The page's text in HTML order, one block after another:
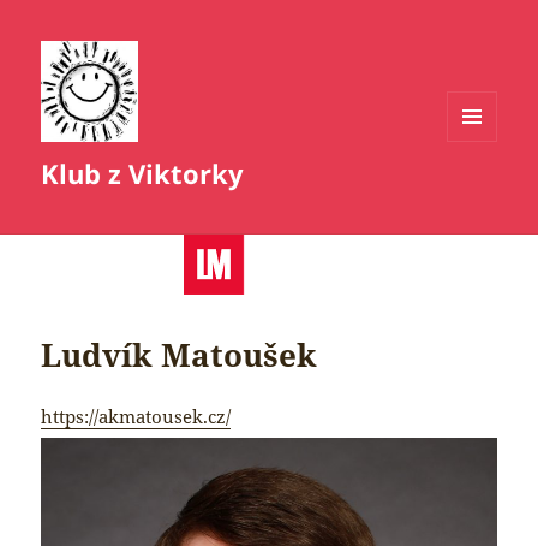
Klub z Viktorky
Ludvík Matoušek
https://akmatousek.cz/